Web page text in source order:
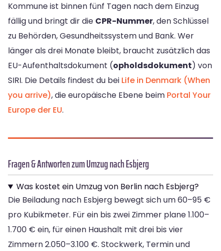
Kommune ist binnen fünf Tagen nach dem Einzug
fällig und bringt dir die CPR-Nummer, den Schlüssel
zu Behörden, Gesundheitssystem und Bank. Wer
länger als drei Monate bleibt, braucht zusätzlich das
EU-Aufenthaltsdokument (opholdsdokument) von
SIRI. Die Details findest du bei Life in Denmark (When
you arrive), die europäische Ebene beim Portal Your
Europe der EU.
Fragen & Antworten zum Umzug nach Esbjerg
Was kostet ein Umzug von Berlin nach Esbjerg?
Die Beiladung nach Esbjerg bewegt sich um 60–95 €
pro Kubikmeter. Für ein bis zwei Zimmer plane 1.100–
1.700 € ein, für einen Haushalt mit drei bis vier
Zimmern 2.050–3.100 €. Stockwerk, Termin und